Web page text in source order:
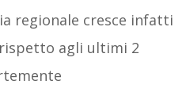
regionale cresce infatti
agli ultimi 2